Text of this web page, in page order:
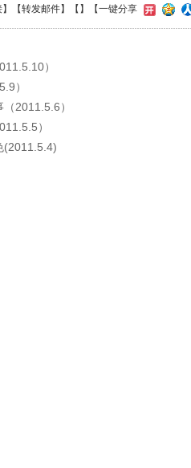
】【转发邮件】【 】 【一键分享
）
）
2011.5.6）
）
(2011.5.4)